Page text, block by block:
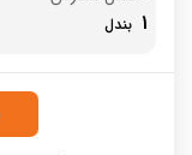
1